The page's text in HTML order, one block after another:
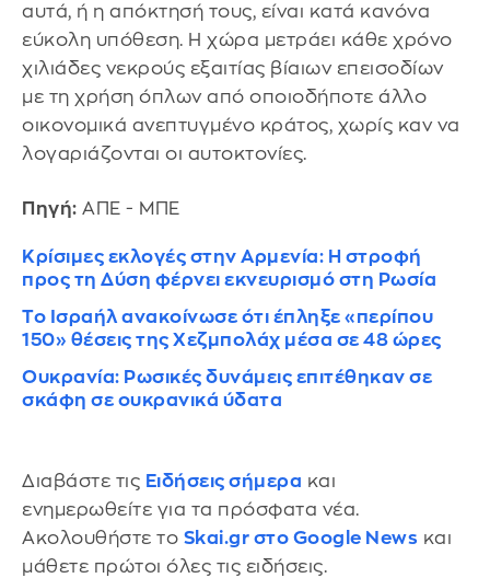
αυτά, ή η απόκτησή τους, είναι κατά κανόνα
εύκολη υπόθεση. Η χώρα μετράει κάθε χρόνο
χιλιάδες νεκρούς εξαιτίας βίαιων επεισοδίων
με τη χρήση όπλων από οποιοδήποτε άλλο
οικονομικά ανεπτυγμένο κράτος, χωρίς καν να
λογαριάζονται οι αυτοκτονίες.
Πηγή: ΑΠΕ - ΜΠΕ
Κρίσιμες εκλογές στην Αρμενία: Η στροφή
προς τη Δύση φέρνει εκνευρισμό στη Ρωσία
Το Ισραήλ ανακοίνωσε ότι έπληξε «περίπου
150» θέσεις της Χεζμπολάχ μέσα σε 48 ώρες
Ουκρανία: Ρωσικές δυνάμεις επιτέθηκαν σε
σκάφη σε ουκρανικά ύδατα
Διαβάστε τις Ειδήσεις σήμερα και
ενημερωθείτε για τα πρόσφατα νέα.
Ακολουθήστε το Skai.gr στο Google News και
μάθετε πρώτοι όλες τις ειδήσεις.